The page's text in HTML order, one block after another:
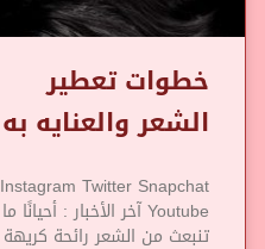
خطوات تعطير
الشعر والعنايه به
Instagram Twitter Snapchat
Youtube آخر الأخبار : أحيانًا ما
تنبعث من الشعر رائحة كريهة